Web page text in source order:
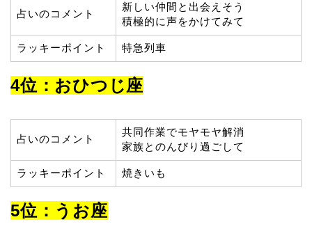
占いのコメント
新しい仲間と出会えそう
積極的に声をかけてみて
ラッキーポイント 特急列車
4位：おひつじ座
占いのコメント
共同作業でモヤモヤ解消
家族とのんびり過ごして
ラッキーポイント 焼きいも
5位：うお座